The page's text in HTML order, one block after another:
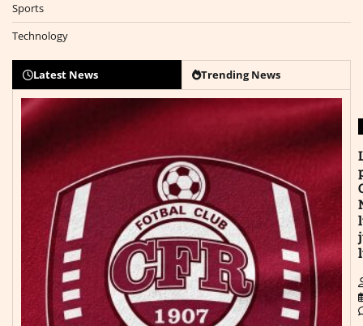
Sports
Technology
Latest News Trending News